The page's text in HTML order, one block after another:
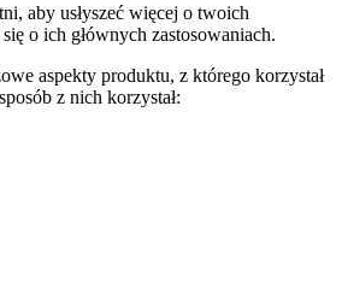
aby usłyszeć więcej o twoich
o ich głównych zastosowaniach.
aspekty produktu, z którego korzystał
z nich korzystał: